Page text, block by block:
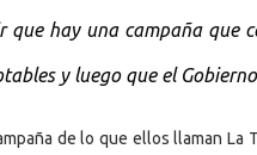
que hay una campaña que
y luego que el
de lo que ellos llaman